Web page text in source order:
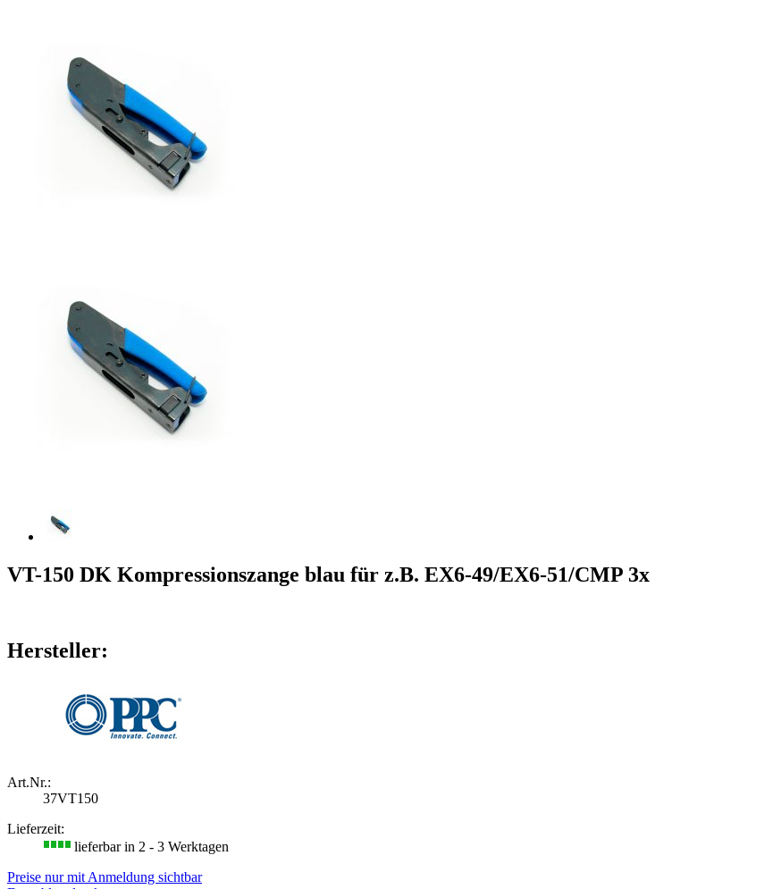
VT-150 DK Kompressionszange blau für z.B. EX6-49/EX6-51/CMP 3x
Hersteller:
Art.Nr.:
37VT150
Lieferzeit:
lieferbar in 2 - 3 Werktagen
Preise nur mit Anmeldung sichtbar